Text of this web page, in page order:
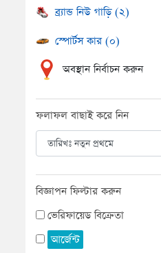
ব্র্যান্ড নিউ গাড়ি (২)
স্পোর্টস কার (০)
অবস্থান নির্বাচন করুন
ফলাফল বাছাই করে নিন
বিজ্ঞাপন ফিল্টার করুন
ভেরিফায়েড বিক্রেতা
আর্জেন্ট